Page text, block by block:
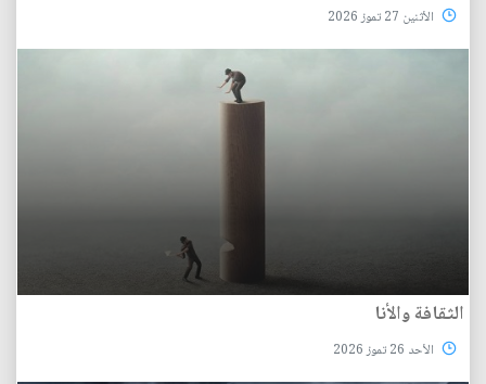
الأثنين 27 تموز 2026
الثقافة والأنا
الأحد 26 تموز 2026